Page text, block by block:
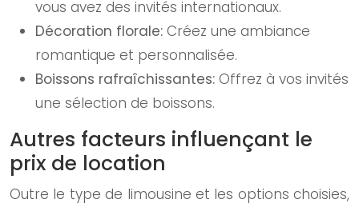
vous avez des invités internationaux.
Décoration florale: Créez une ambiance
romantique et personnalisée.
Boissons rafraîchissantes: Offrez à vos invités
une sélection de boissons.
Autres facteurs influençant le
prix de location
Outre le type de limousine et les options choisies,